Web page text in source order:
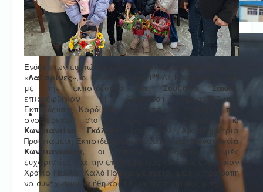
Ενόψει των εορτών του Πάσχα και με αφορμή το έθιμο
«Λαζαρίνες», οι μαθήτριες του 1ου ΔΣ Καρδίτσας, μαζί
με την εκπαιδευτικό
κα. Σουζάνα Σακκά ,
επισκέφθηκαν τη Διεύθυνση Πρωτοβάθμιας
Εκπαίδευσης Καρδίτσας και είπαν το τραγούδι, που
αναφέρεται στο Λάζαρο, στον Διευθυντήκ.
Κωνσταντίνο Γκόλτσο
και στην Αναπληρώτρια
Προϊσταμένη Εκπαιδευτικών Θεμάτων κα. Κωνσταντία
Κωνσταντάκου, οι οποίοι απηύθυναν θερμές
ευχαριστίες για την επίσκεψή τους και τους ευχήθηκαν
Χρόνια Πολλά, Καλό Πάσχα με υγεία, με την προτροπή
να συνεχίσουν τα ήθη και έθιμα της πατρίδας μας.